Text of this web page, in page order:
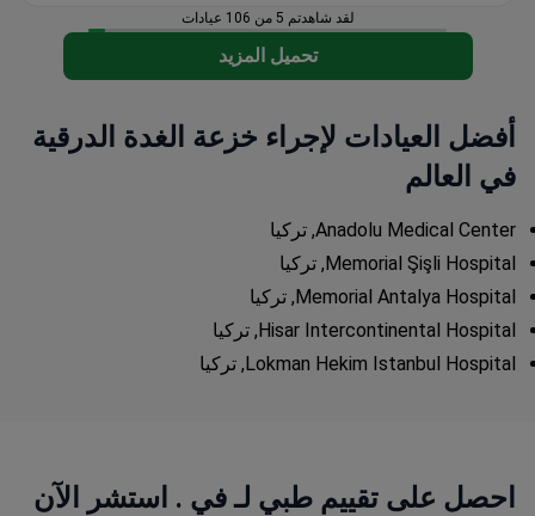
لقد شاهدتم 5 من 106 عيادات
تحميل المزيد
أفضل العيادات لإجراء خزعة الغدة الدرقية
في العالم
Anadolu Medical Center, تركيا
Memorial Şişli Hospital, تركيا
Memorial Antalya Hospital, تركيا
Hisar Intercontinental Hospital, تركيا
Lokman Hekim Istanbul Hospital, تركيا
احصل على تقييم طبي لـ في . استشر الآن